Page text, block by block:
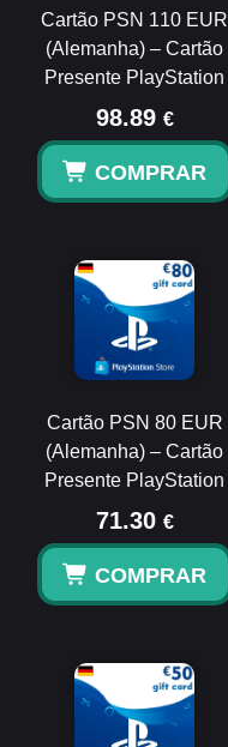
Cartão PSN 110 EUR
(Alemanha) – Cartão
Presente PlayStation
98.89 €
COMPRAR
Cartão PSN 80 EUR
(Alemanha) – Cartão
Presente PlayStation
71.30 €
COMPRAR